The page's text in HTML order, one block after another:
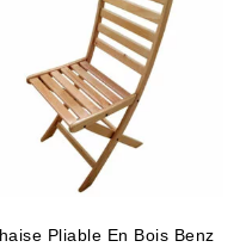
Pliable En Bois Benz